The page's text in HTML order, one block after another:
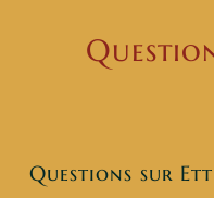
Questions sur